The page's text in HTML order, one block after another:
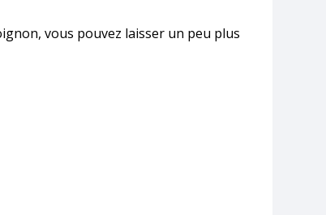
vous pouvez laisser un peu plus